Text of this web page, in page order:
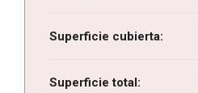
Superficie cubierta:
Superficie total: